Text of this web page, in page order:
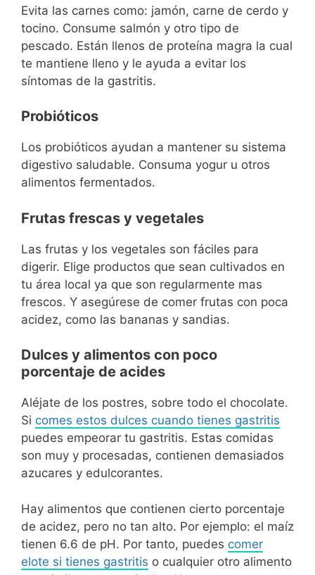
Evita las carnes como: jamón, carne de cerdo y
tocino. Consume salmón y otro tipo de
pescado. Están llenos de proteína magra la cual
te mantiene lleno y le ayuda a evitar los
síntomas de la gastritis.
Probióticos
Los probióticos ayudan a mantener su sistema
digestivo saludable. Consuma yogur u otros
alimentos fermentados.
Frutas frescas y vegetales
Las frutas y los vegetales son fáciles para
digerir. Elige productos que sean cultivados en
tu área local ya que son regularmente mas
frescos. Y asegúrese de comer frutas con poca
acidez, como las bananas y sandias.
Dulces y alimentos con poco
porcentaje de acides
Aléjate de los postres, sobre todo el chocolate.
Si comes estos dulces cuando tienes gastritis
puedes empeorar tu gastritis. Estas comidas
son muy y procesadas, contienen demasiados
azucares y edulcorantes.
Hay alimentos que contienen cierto porcentaje
de acidez, pero no tan alto. Por ejemplo: el maíz
tienen 6.6 de pH. Por tanto, puedes comer
elote si tienes gastritis o cualquier otro alimento